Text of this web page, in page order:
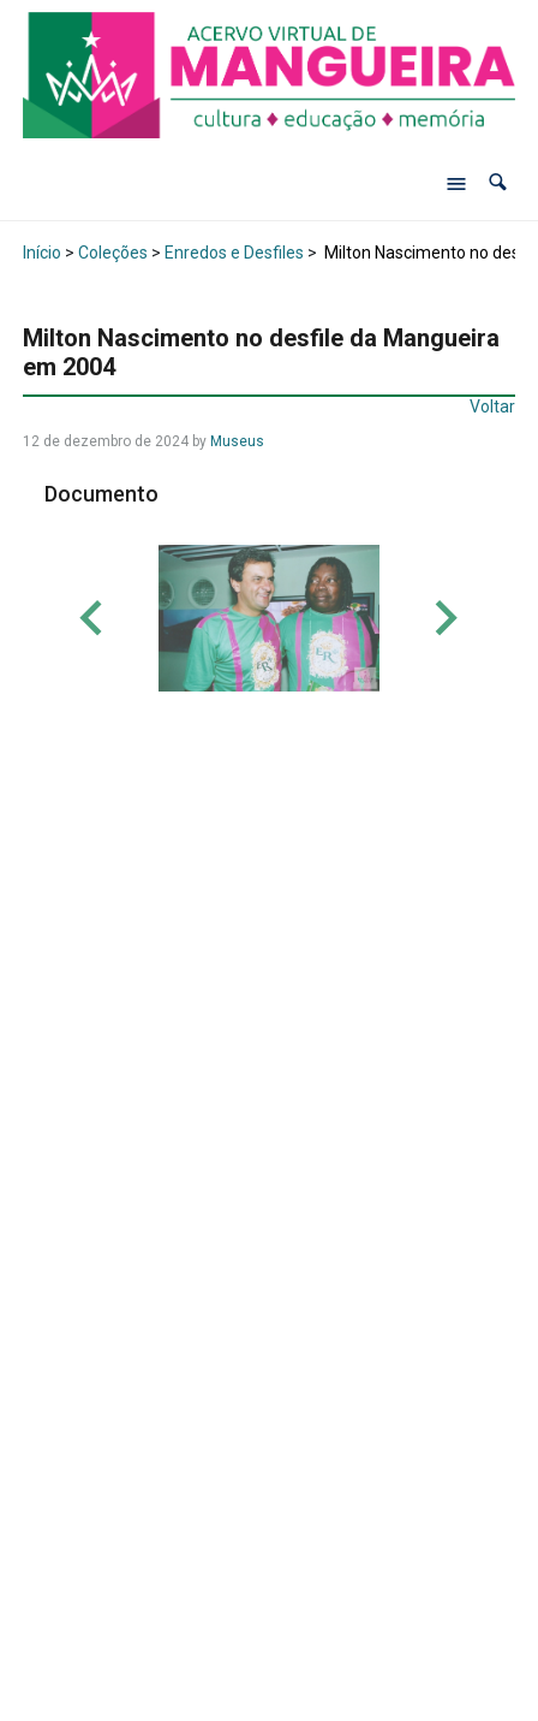
Início > Coleções > Enredos e Desfiles > Milton Nascimento no
Milton Nascimento no desfile da Mangueira
em 2004
Voltar
12 de dezembro de 2024by Museus
Documento